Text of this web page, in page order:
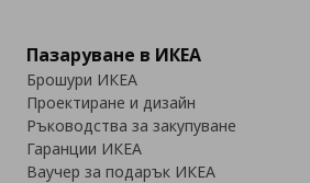
Пазаруване в ИКЕА
Брошури ИКЕА
Проектиране и дизайн
Ръководства за закупуване
Гаранции ИКЕА
Ваучер за подарък ИКЕА